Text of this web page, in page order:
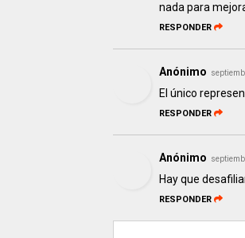
nada para
RESPONDER
Anónimo
El único
RESPONDER
Anónimo
Hay que
RESPONDER